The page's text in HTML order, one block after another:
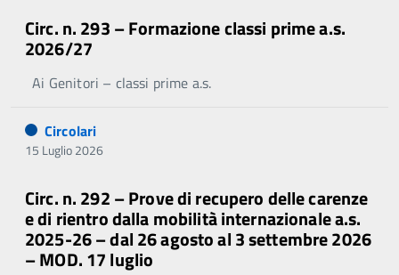
Circ. n. 293 – Formazione classi prime a.s.
2026/27
Ai Genitori – classi prime a.s.
Circolari
15 Luglio 2026
Circ. n. 292 – Prove di recupero delle carenze
e di rientro dalla mobilità internazionale a.s.
2025-26 – dal 26 agosto al 3 settembre 2026
– MOD. 17 luglio